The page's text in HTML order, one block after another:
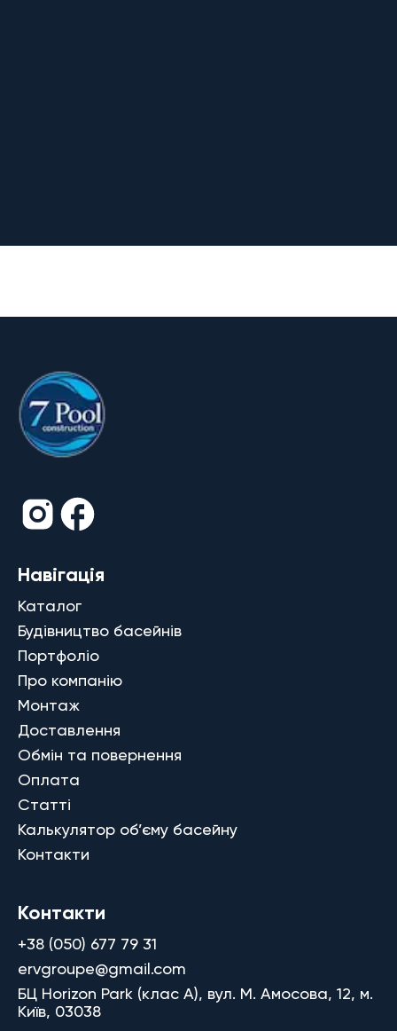
Навігація
Каталог
Будівництво басейнів
Портфоліо
Про компанію
Монтаж
Доставлення
Обмін та повернення
Оплата
Статті
Калькулятор об’єму басейну
Контакти
Контакти
+38 (050) 677 79 31
ervgroupe@gmail.com
БЦ Horizon Park (клас A), вул. М. Амосова, 12, м.
Київ, 03038